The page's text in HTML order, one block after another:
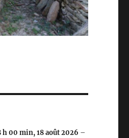
h 00 min,18 août 2026 –